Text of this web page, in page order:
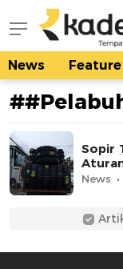
kadera.id
Tempat
News Feature
Sopir
News